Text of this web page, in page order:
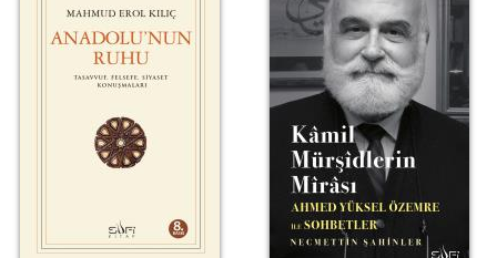
Anadolunun Ruhu
Kamil Mürşidlerin